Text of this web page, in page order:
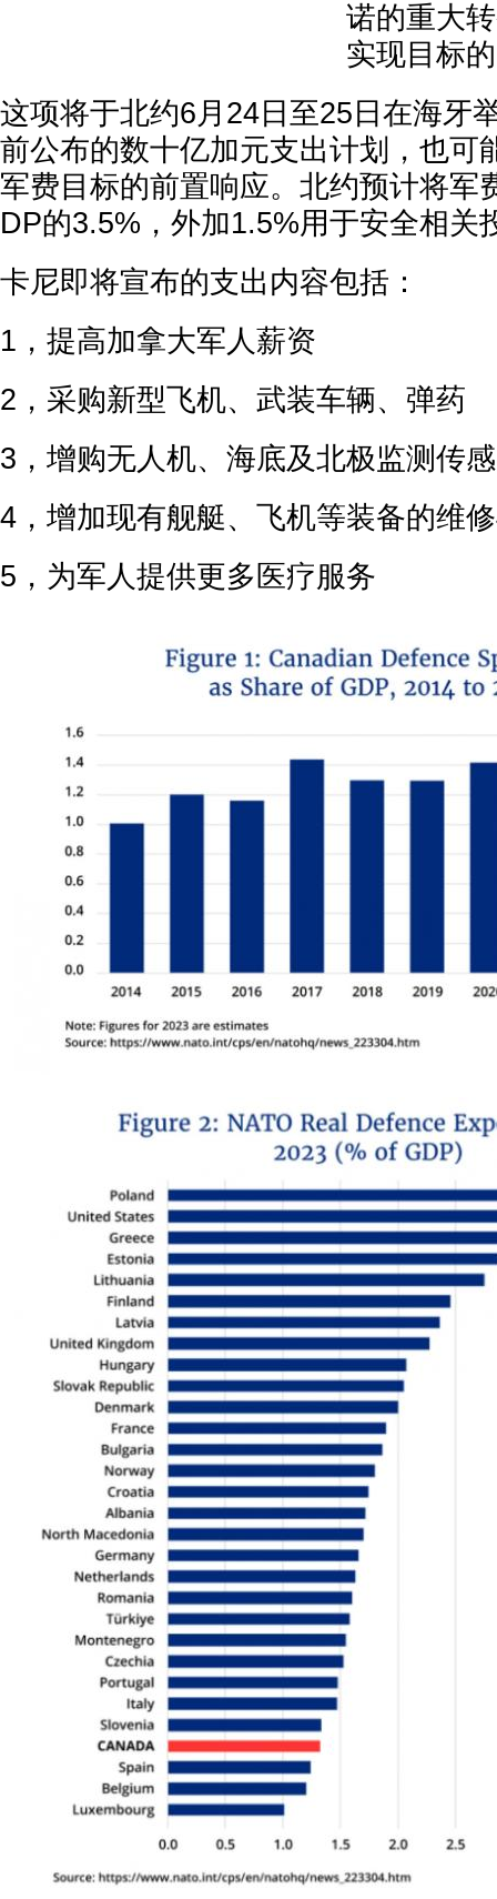
诺的重大
实现目标
这项将于北约6月24日至25日在海牙
前公布的数十亿加元支出计划，也可
军费目标的前置响应。北约预计将军
DP的3.5%，外加1.5%用于安全相关
卡尼即将宣布的支出内容包括：
1，提高加拿大军人薪资
2，采购新型飞机、武装车辆、弹药
3，增购无人机、海底及北极监测传
4，增加现有舰艇、飞机等装备的维
5，为军人提供更多医疗服务